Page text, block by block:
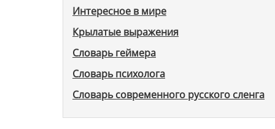
Интересное в мире
Крылатые выражения
Словарь геймера
Словарь психолога
Словарь современного русского сленга